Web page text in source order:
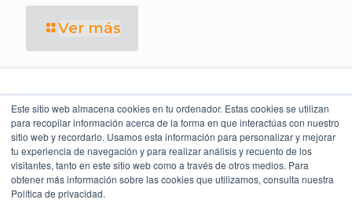
Este sitio web almacena cookies en tu ordenador. Estas cookies se utilizan
para recopilar información acerca de la forma en que interactúas con nuestro
sitio web y recordarlo. Usamos esta información para personalizar y mejorar
tu experiencia de navegación y para realizar análisis y recuento de los
visitantes, tanto en este sitio web como a través de otros medios. Para
obtener más información sobre las cookies que utilizamos, consulta nuestra
Política de privacidad.
Ver más
LEGAL Y POLÍTICAS
Aviso Legal
Aviso de Privacidad
Política Ambiental
NUESTROS CLIENTES
Torre Índigo
Av. Paseo de la Reforma 373
55 5747 9100